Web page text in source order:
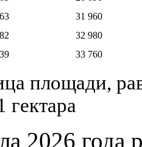
31 960
32 980
33 760
площади,
2026 года